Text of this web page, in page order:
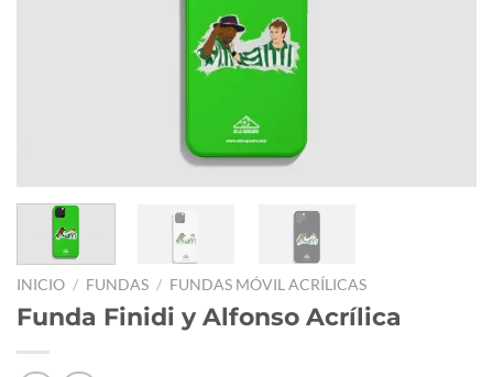
INICIO / FUNDAS / FUNDAS MÓVIL ACRÍLICAS
Funda Finidi y Alfonso Acrílica